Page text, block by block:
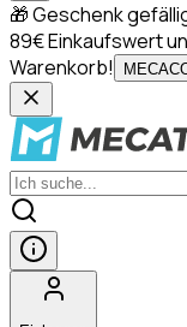
🎁 Geschenk
89€ Einkaufswert
Warenkorb!